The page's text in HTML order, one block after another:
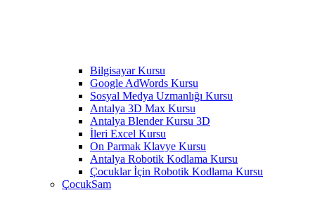
Bilgisayar Kursu
Google AdWords Kursu
Sosyal Medya Uzmanlığı Kursu
Antalya 3D Max Kursu
Antalya Blender Kursu 3D
İleri Excel Kursu
On Parmak Klavye Kursu
Antalya Robotik Kodlama Kursu
Çocuklar İçin Robotik Kodlama Kursu
ÇocukSam